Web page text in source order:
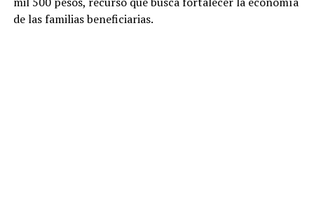
de las familias beneficiarias.